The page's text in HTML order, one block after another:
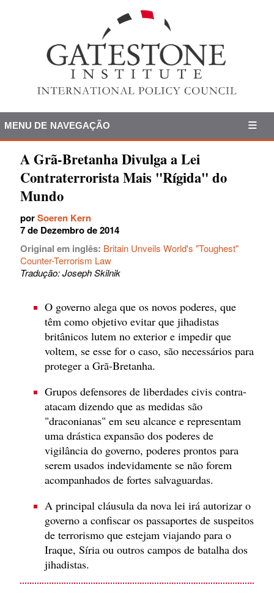
MENU DE NAVEGAÇÃO
A Grã-Bretanha Divulga a Lei
Contraterrorista Mais "Rígida" do
Mundo
porSoeren Kern
7 de Dezembro de 2014
Original em inglês: Britain Unveils World's "Toughest"
Counter-Terrorism Law
Tradução: Joseph Skilnik
O governo alega que os novos poderes, que
têm como objetivo evitar que jihadistas
britânicos lutem no exterior e impedir que
voltem, se esse for o caso, são necessários para
proteger a Grã-Bretanha.
Grupos defensores de liberdades civis contra-
atacam dizendo que as medidas são
"draconianas" em seu alcance e representam
uma drástica expansão dos poderes de
vigilância do governo, poderes prontos para
serem usados indevidamente se não forem
acompanhados de fortes salvaguardas.
A principal cláusula da nova lei irá autorizar o
governo a confiscar os passaportes de suspeitos
de terrorismo que estejam viajando para o
Iraque, Síria ou outros campos de batalha dos
jihadistas.